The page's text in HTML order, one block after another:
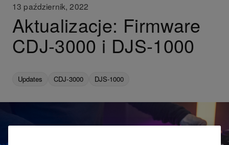
13 październik, 2022
Aktualizacje: Firmware
CDJ-3000 i DJS-1000
Updates CDJ-3000 DJS-1000